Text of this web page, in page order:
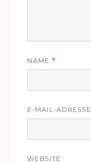
NAME *
E-MAIL-ADRESSE
WEBSITE